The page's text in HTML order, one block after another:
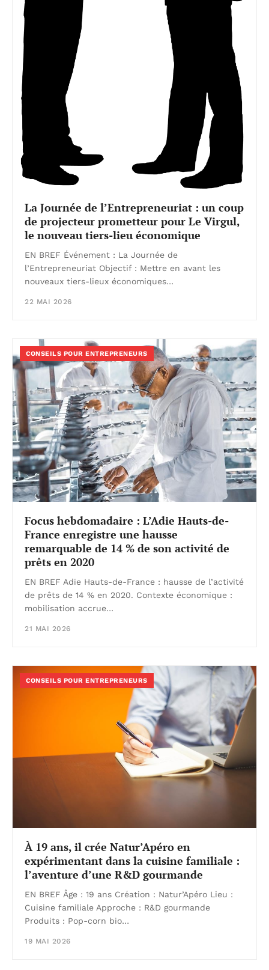
La Journée de l’Entrepreneuriat : un coup
de projecteur prometteur pour Le Virgul,
le nouveau tiers-lieu économique
EN BREF Événement : La Journée de
l’Entrepreneuriat Objectif : Mettre en avant les
nouveaux tiers-lieux économiques…
22 MAI 2026
CONSEILS POUR ENTREPRENEURS
Focus hebdomadaire : L’Adie Hauts-de-
France enregistre une hausse
remarquable de 14 % de son activité de
prêts en 2020
EN BREF Adie Hauts-de-France : hausse de l’activité
de prêts de 14 % en 2020. Contexte économique :
mobilisation accrue…
21 MAI 2026
CONSEILS POUR ENTREPRENEURS
À 19 ans, il crée Natur’Apéro en
expérimentant dans la cuisine familiale :
l’aventure d’une R&D gourmande
EN BREF Âge : 19 ans Création : Natur’Apéro Lieu :
Cuisine familiale Approche : R&D gourmande
Produits : Pop-corn bio…
19 MAI 2026